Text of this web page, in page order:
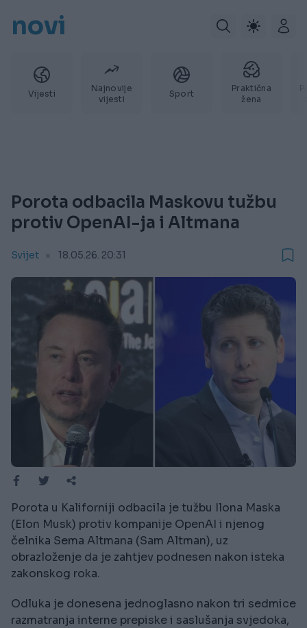
novi
Vijesti
Najnovije
vijesti
Sport
Praktična
žena
Porota odbacila Maskovu tužbu
protiv OpenAI-ja i Altmana
Svijet 18.05.26. 20:31
Porota u Kaliforniji odbacila je tužbu Ilona Maska
(Elon Musk) protiv kompanije OpenAI i njenog
čelnika Sema Altmana (Sam Altman), uz
obrazloženje da je zahtjev podnesen nakon isteka
zakonskog roka.
Odluka je donesena jednoglasno nakon tri sedmice
razmatranja interne prepiske i saslušanja svjedoka,